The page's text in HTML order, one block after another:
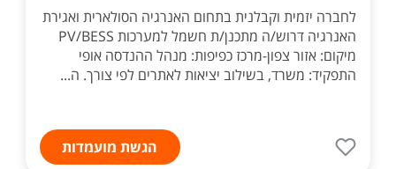
לחברה יזמית וקבלנית בתחום האנרגיה הסולארית ואגירת
האנרגיה דרוש/ה מתכנן/ת חשמל למערכות PV/BESS
מיקום: אזור צפון-מרכז כפיפות: מנהל ההנדסה אופי
התפקיד: משרד, בשילוב יציאות לאתרים לפי צורך. ה...
הגשת מועמדות